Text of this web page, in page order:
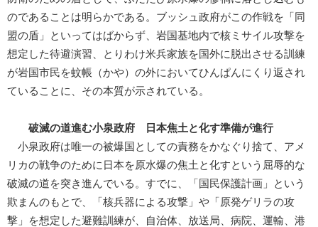
のであることは明らかである。ブッシュ政府がこの作戦を「同
盟の盾」といってはばからず、岩国基地内で核ミサイル攻撃を
想定した待避演習、とりわけ米兵家族を国外に脱出させる訓練
が岩国市民を蚊帳（かや）の外においてひんぱんにくり返され
ていることに、その本質が示されている。
破滅の道進む小泉政府 日本焦土と化す準備が進行
小泉政府は唯一の被爆国としての責務をかなぐり捨て、アメ
リカの戦争のために日本を原水爆の焦土と化すという屈辱的な
破滅の道を突き進んでいる。すでに、「国民保護計画」という
欺まんのもとで、「核兵器による攻撃」や「原発ゲリラの攻
撃」を想定した避難訓練が、自治体、放送局、病院、運輸、港